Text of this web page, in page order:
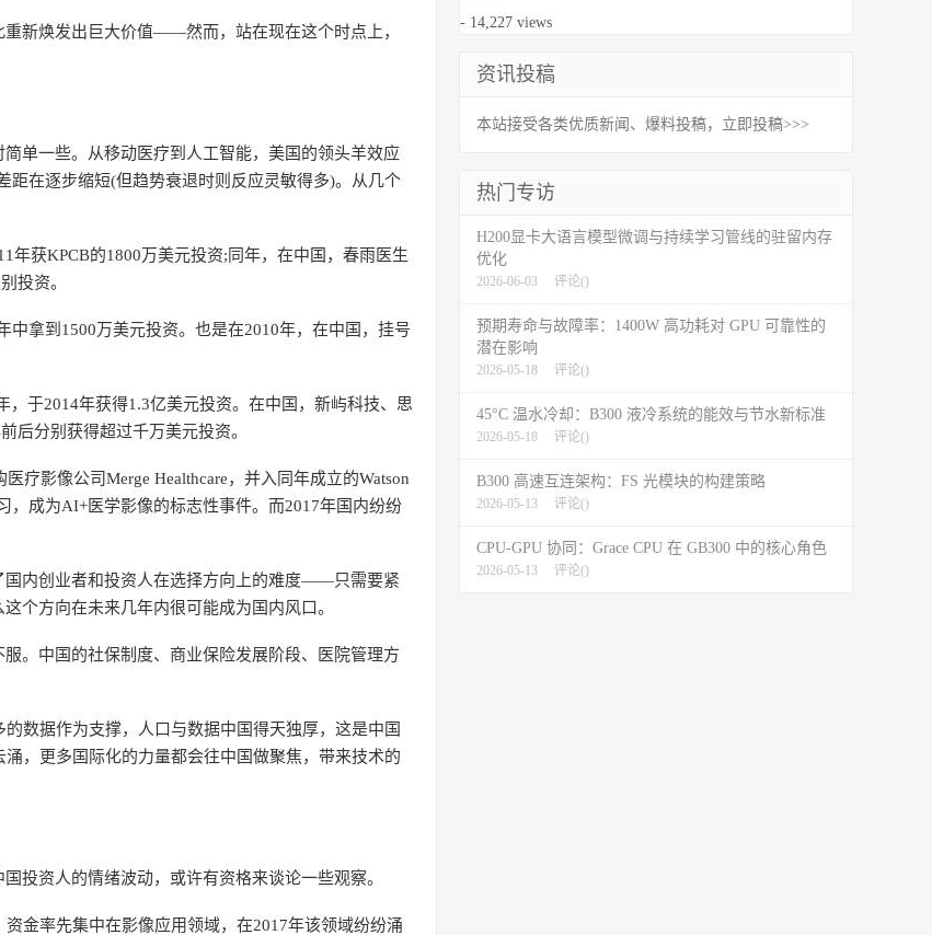
新焕发出巨大价值——然而，站在现在这个时点上，
单一些。从移动医疗到人工智能，美国的领头羊效应
距在逐步缩短(但趋势衰退时则反应灵敏得多)。从几个
年获KPCB的1800万美元投资;同年，在中国，春雨医生
投资。
中拿到1500万美元投资。也是在2010年，在中国，挂号
，于2014年获得1.3亿美元投资。在中国，新屿科技、思
后分别获得超过千万美元投资。
疗影像公司Merge Healthcare，并入同年成立的Watson
，成为AI+医学影像的标志性事件。而2017年国内纷纷
国内创业者和投资人在选择方向上的难度——只需要紧
个方向在未来几年内很可能成为国内风口。
。中国的社保制度、商业保险发展阶段、医院管理方
数据作为支撑，人口与数据中国得天独厚，这是中国
，更多国际化的力量都会往中国做聚焦，带来技术的
投资人的情绪波动，或许有资格来谈论一些观察。
金率先集中在影像应用领域，在2017年该领域纷纷涌
- 14,227 views
资讯投稿
本站接受各类优质新闻、爆料投稿，立即投稿>>>
热门专访
H200显卡大语言模型微调与持续学习管线的驻留内存
优化
2026-06-03 评论()
预期寿命与故障率：1400W 高功耗对 GPU 可靠性的
潜在影响
2026-05-18 评论()
45°C 温水冷却：B300 液冷系统的能效与节水新标准
2026-05-18 评论()
B300 高速互连架构：FS 光模块的构建策略
2026-05-13 评论()
CPU-GPU 协同：Grace CPU 在 GB300 中的核心角色
2026-05-13 评论()